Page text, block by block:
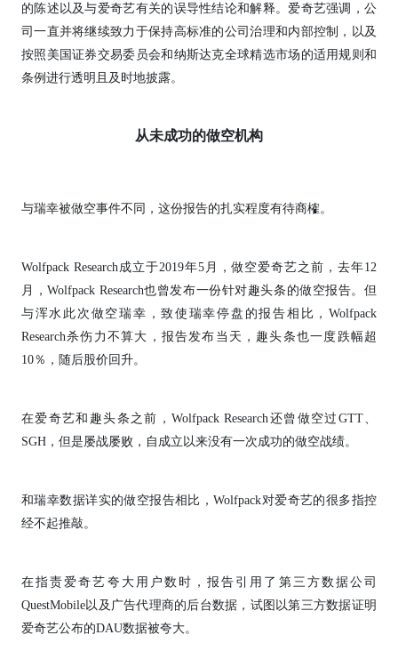
的陈述以及与爱奇艺有关的误导性结论和解释。爱奇艺强调，公
司一直并将继续致力于保持高标准的公司治理和内部控制，以及
按照美国证券交易委员会和纳斯达克全球精选市场的适用规则和
条例进行透明且及时地披露。
从未成功的做空机构
与瑞幸被做空事件不同，这份报告的扎实程度有待商榷。
Wolfpack Research成立于2019年5月，做空爱奇艺之前，去年12
月，Wolfpack Research也曾发布一份针对趣头条的做空报告。但
与浑水此次做空瑞幸，致使瑞幸停盘的报告相比，Wolfpack
Research杀伤力不算大，报告发布当天，趣头条也一度跌幅超
10％，随后股价回升。
在爱奇艺和趣头条之前，Wolfpack Research还曾做空过GTT、
SGH，但是屡战屡败，自成立以来没有一次成功的做空战绩。
和瑞幸数据详实的做空报告相比，Wolfpack对爱奇艺的很多指控
经不起推敲。
在指责爱奇艺夸大用户数时，报告引用了第三方数据公司
QuestMobile以及广告代理商的后台数据，试图以第三方数据证明
爱奇艺公布的DAU数据被夸大。